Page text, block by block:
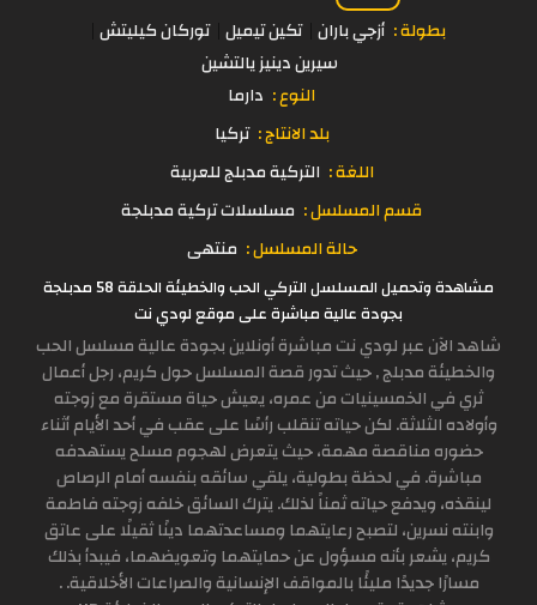
بطولة : أزجي باران تكين تيميل توركان كيليتش
سيرين دينيز يالتشين
النوع : دارما
بلد الانتاج : تركيا
اللغة : التركية مدبلج للعربية
قسم المسلسل : مسلسلات تركية مدبلجة
حالة المسلسل : منتهى
مشاهدة وتحميل المسلسل التركي الحب والخطيئة الحلقة 58 مدبلجة
بجودة عالية مباشرة على موقع لودي نت
شاهد الآن عبر لودي نت مباشرة أونلاين بجودة عالية مسلسل الحب
والخطيئة مدبلج , حيث تدور قصة المسلسل حول كريم، رجل أعمال
ثري في الخمسينيات من عمره، يعيش حياة مستقرة مع زوجته
وأولاده الثلاثة. لكن حياته تنقلب رأسًا على عقب في أحد الأيام أثناء
حضوره مناقصة مهمة، حيث يتعرض لهجوم مسلح يستهدفه
مباشرة. في لحظة بطولية، يلقي سائقه بنفسه أمام الرصاص
لينقذه، ويدفع حياته ثمناً لذلك. يترك السائق خلفه زوجته فاطمة
وابنته نسرين، لتصبح رعايتهما ومساعدتهما دينًا ثقيلًا على عاتق
كريم، يشعر بأنه مسؤول عن حمايتهما وتعويضهما، فيبدأ بذلك
مسارًا جديدًا مليئًا بالمواقف الإنسانية والصراعات الأخلاقية. .